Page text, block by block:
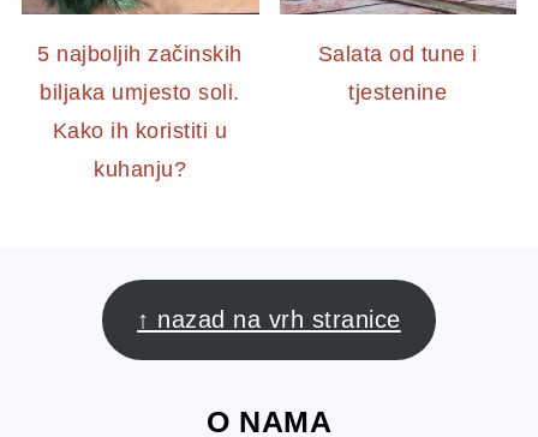
5 najboljih začinskih
biljaka umjesto soli.
Kako ih koristiti u
kuhanju?
Salata od tune i
tjestenine
FOOTER
↑ nazad na vrh stranice
O NAMA